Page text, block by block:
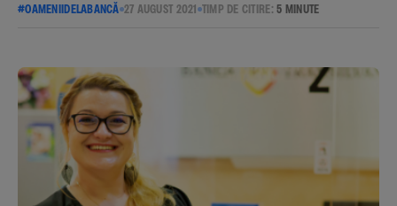
BT Pay
Evenimente
Podcast
#OAMENIIDELABANCĂ 27 AUGUST 2021 TIMP DE CITIRE:5 MINUTE